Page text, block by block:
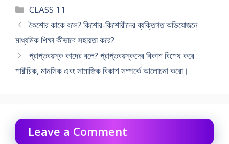
Categories
CLASS 11
কৈশাের কাকে বলে? কিশাের-কিশােরীদের ব্যক্তিগত অভিযােজনে
মাধ্যমিক শিক্ষা কীভাবে সহায়তা করে?
প্রাপ্তবয়স্ক কাদের বলে? প্রাপ্তবয়স্কদের বিকাশ বিশেষ করে
শারীরিক, মানসিক এবং সামাজিক বিকাশ সম্পর্কে আলােচনা করাে।
Leave a Comment